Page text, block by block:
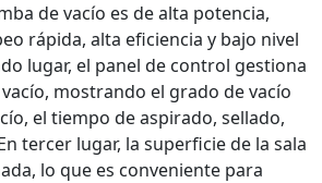
de vacío es de alta potencia,
rápida, alta eficiencia y bajo nivel
lugar, el panel de control gestiona
mostrando el grado de vacío
el tiempo de aspirado, sellado,
tercer lugar, la superficie de la sala
lo que es conveniente para